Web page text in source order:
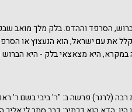
דוד ושלמה בבית ראשון. לא נשאל
הברוש הפך לנעצוץ וההדס לסרפד
ויהודה המאוחדת התפרקה, רק נתמקד
של הנעצוץ שהצמיח ברוש, כפי שכבר
הסרפד וההדס. בלק מלך מואב
את עם ישראל, הוא הנעצוץ או
במקרא, היא מצאצאי בלק - היא
רות פרק א פסוק ב על אלימלך
- חשובים וכן (שמואל א א) בן תוחו
רבה (לרנר) פרשה ב: "ר' ביבי בשם ר'